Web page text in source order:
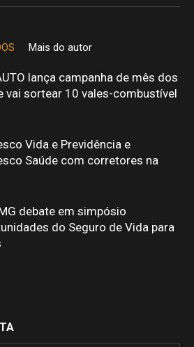
Mais do autor
lança campanha de mês dos
vai sortear 10 vales-combustível
Vida e Previdência e
Saúde com corretores na
debate em simpósio
do Seguro de Vida para